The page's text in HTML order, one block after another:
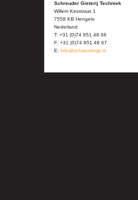
Schreuder Gieterij Techniek
Willem Kesstraat 1
7558 KB Hengelo
Nederland
T: +31 (0)74 851 48 66
F: +31 (0)74 851 48 67
E: info@schreudergt.nl